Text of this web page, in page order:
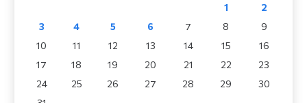
1
2
3
4 5 6 7 8
9
10
11 12 13 14 15
16
17
18 19 20 21 22
23
24
25 26 27 28 29
30